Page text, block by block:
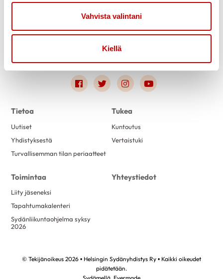
Vahvista valintani
Kiellä
Link to facebook
Link to twitter
Link to instagram
Link to youtube
Tietoa
Uutiset
Yhdistyksestä
Turvallisemman tilan periaatteet
Tukea
Kuntoutus
Vertaistuki
Toimintaa
Liity jäseneksi
Tapahtumakalenteri
Sydänliikuntaohjelma syksy
2026
Yhteystiedot
© Tekijänoikeus 2026 • Helsingin Sydänyhdistys Ry • Kaikki oikeudet
pidätetään.